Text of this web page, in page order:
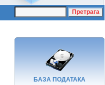
БАЗA ПОДАТАКА